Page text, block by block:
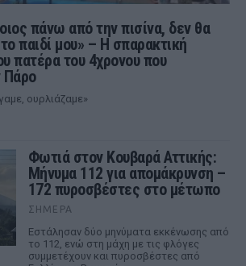
πάνω από την πισίνα, δεν θα
παιδί μου» – Η σπαρακτική
πατέρα του 4χρονου που
Πάρο
ουρλιάζαμε»
Φωτιά στον Κουβαρά Αττικής:
Μήνυμα 112 για απομάκρυνση –
172 πυροσβέστες στο μέτωπο
ΣΉΜΕΡΑ
Εστάλησαν δύο μηνύματα εκκένωσης από
το 112, ενώ στη μάχη με τις φλόγες
συμμετέχουν και πυροσβέστες από